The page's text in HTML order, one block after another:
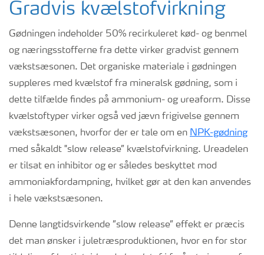
Gradvis kvælstofvirkning
Gødningen indeholder 50% recirkuleret kød- og benmel
og næringsstofferne fra dette virker gradvist gennem
vækstsæsonen. Det organiske materiale i gødningen
suppleres med kvælstof fra mineralsk gødning, som i
dette tilfælde findes på ammonium- og ureaform. Disse
kvælstoftyper virker også ved jævn frigivelse gennem
vækstsæsonen, hvorfor der er tale om en NPK-gødning
med såkaldt "slow release” kvælstofvirkning. Ureadelen
er tilsat en inhibitor og er således beskyttet mod
ammoniakfordampning, hvilket gør at den kan anvendes
i hele vækstsæsonen.
Denne langtidsvirkende ”slow release” effekt er præcis
det man ønsker i juletræsproduktionen, hvor en for stor